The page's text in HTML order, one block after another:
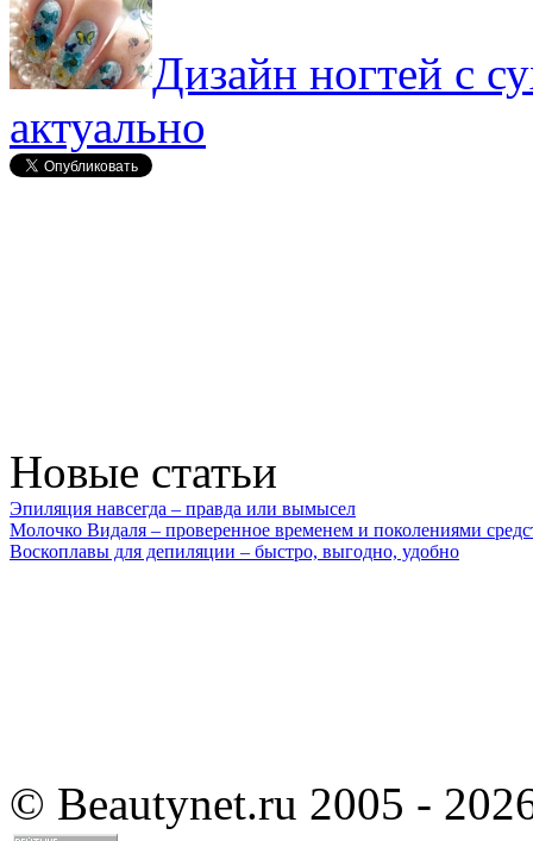
Дизайн ногтей с
актуально
Новые статьи
Эпиляция навсегда – правда или вымысел
Молочко Видаля – проверенное временем и поколениями
Воскоплавы для депиляции – быстро, выгодно, удобно
© Beautynet.ru 2005 -